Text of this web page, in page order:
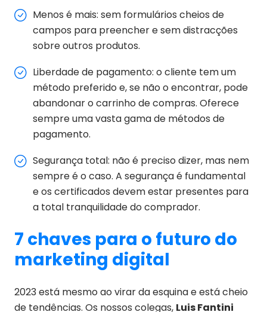
Menos é mais: sem formulários cheios de
campos para preencher e sem distracções
sobre outros produtos.
Liberdade de pagamento: o cliente tem um
método preferido e, se não o encontrar, pode
abandonar o carrinho de compras. Oferece
sempre uma vasta gama de métodos de
pagamento.
Segurança total: não é preciso dizer, mas nem
sempre é o caso. A segurança é fundamental
e os certificados devem estar presentes para
a total tranquilidade do comprador.
7 chaves para o futuro do
marketing digital
2023 está mesmo ao virar da esquina e está cheio
de tendências. Os nossos colegas, Luis Fantini